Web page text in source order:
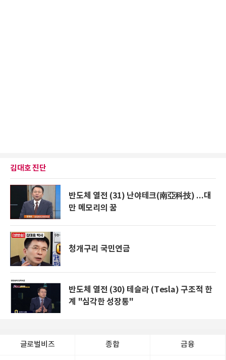
김대호 진단
반도체 열전 (31) 난야테크(南亞科技) ...대
만 메모리의 꿈
청개구리 국민연금
반도체 열전 (30) 테슬라 (Tesla) 구조적 한
계 "심각한 성장통"
글로벌비즈 종합 금융